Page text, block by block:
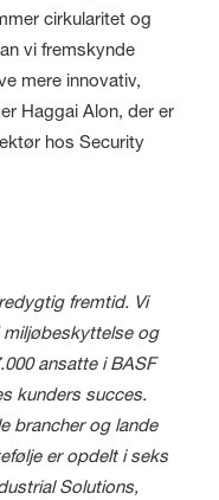
cirkularitet og
vi fremskynde
mere innovativ,
Haggai Alon, der er
hos Security
fremtid. Vi
og
ansatte i BASF
kunders succes.
brancher og lande
er opdelt i seks
Solutions,